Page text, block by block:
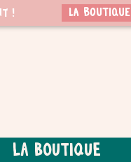
! LA BOUTIQUE
La boutique